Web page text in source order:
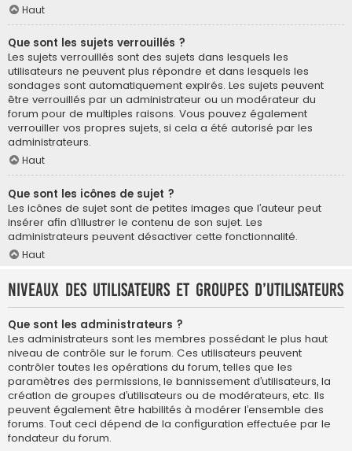
Haut
Que sont les sujets verrouillés ?
Les sujets verrouillés sont des sujets dans lesquels les
utilisateurs ne peuvent plus répondre et dans lesquels les
sondages sont automatiquement expirés. Les sujets peuvent
être verrouillés par un administrateur ou un modérateur du
forum pour de multiples raisons. Vous pouvez également
verrouiller vos propres sujets, si cela a été autorisé par les
administrateurs.
Haut
Que sont les icônes de sujet ?
Les icônes de sujet sont de petites images que l’auteur peut
insérer afin d’illustrer le contenu de son sujet. Les
administrateurs peuvent désactiver cette fonctionnalité.
Haut
Niveaux des utilisateurs et groupes d’utilisateurs
Que sont les administrateurs ?
Les administrateurs sont les membres possédant le plus haut
niveau de contrôle sur le forum. Ces utilisateurs peuvent
contrôler toutes les opérations du forum, telles que les
paramètres des permissions, le bannissement d’utilisateurs, la
création de groupes d’utilisateurs ou de modérateurs, etc. Ils
peuvent également être habilités à modérer l’ensemble des
forums. Tout ceci dépend de la configuration effectuée par le
fondateur du forum.